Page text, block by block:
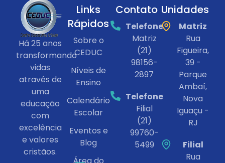
Há 25 anos
transformando
vidas
através de
uma
educação
com
excelência
e valores
cristãos.
Links
Rápidos
Sobre o
CEDUC
Níveis de
Ensino
Calendário
Escolar
Eventos e
Blog
Contato
Telefone
Matriz
(21)
98156-
2897
Telefone
Filial
(21)
99760-
5499
Unidades
Matriz
Rua
Figueira,
39 -
Parque
Ambaí,
Nova
Iguaçu -
RJ
Filial
Rua